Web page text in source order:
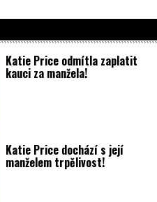
Katie Price odmítla zaplatit
kauci za manžela!
Katie Price dochází s její
manželem trpělivost!